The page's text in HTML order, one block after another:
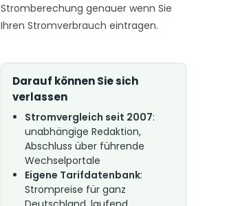
Stromberechung genauer wenn Sie
Ihren Stromverbrauch eintragen.
Darauf können Sie sich
verlassen
Stromvergleich seit 2007:
unabhängige Redaktion,
Abschluss über führende
Wechselportale
Eigene Tarifdatenbank:
Strompreise für ganz